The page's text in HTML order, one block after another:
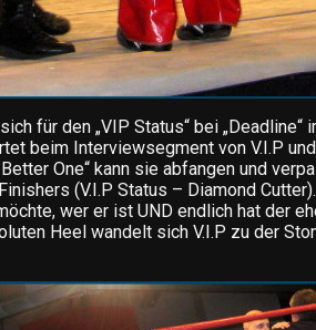
für den „VIP Status“ bei „Deadline“
beim Interviewsegment von V.I.P
One“ kann sie abfangen und
(V.I.P Status – Diamond
wer er ist UND endlich hat der
Heel wandelt sich V.I.P zu der